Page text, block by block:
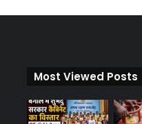
Most Viewed Posts